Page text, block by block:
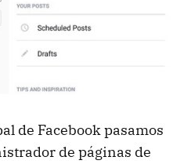
de Facebook pasamos
de páginas de